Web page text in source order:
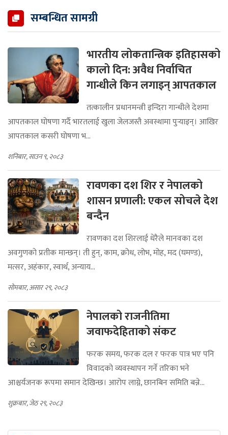
सम्बन्धित सामग्री
भारतीय लोकतान्त्रिक इतिहासको
कालो दिन: अवैध निर्वाचित
गान्धीले किन लगाइन् आपतकाल
तत्कालीन प्रधानमन्त्री इन्दिरा गान्धीले देशमा
आपतकाल घोषणा गर्दै भारतलाई खुला जेलजस्तै अवस्थामा पुर्‍याइन्। आखिर
आपतकाल कसरी घोषणा भ...
शनिबार, साउन ९, २०८३
रावणका दश शिर र नेपालको
शासन प्रणाली: एकल सोचले देश
बन्दैन
रावणका दश शिरलाई धेरैले मानवका दश
अवगुणको प्रतीक मान्छन्। ती हुन्, काम, क्रोध, लोभ, मोह, मद (घमण्ड),
मत्सर, अहंकार, स्वार्थ, अन्याय...
सोमबार, असार २९, २०८३
नेपालको राजनीतिमा
जवाफदेहिताको संकट
फरक समय, फरक दल र फरक पात्र भए पनि
विवादको व्यवस्थापन गर्ने तरिका भने
आश्चर्यजनक रूपमा समान देखिन्छ। आरोप लाग्ने, छानबिन समिति बन्ने...
शुक्रबार, जेठ २९, २०८३